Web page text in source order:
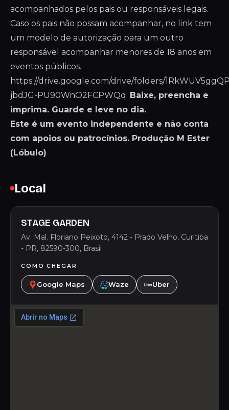
acompanhados pelos pais ou responsáveis legais.
Caso os pais não possam acompanhar, no link tem
um modelo de autorização para um outro
responsável acompanhar menores de 18 anos em
eventos públicos.
https://drive.google.com/drive/folders/
jbdJG-PU90WnO2FCPWQq. Baixe, preencha e
imprima. Guarde e leve no dia.
Este é um evento independente e não conta
com apoios ou patrocínios. Produção M Ester
(Lóbulo)
Local
STAGE GARDEN
Av. Mal. Floriano Peixoto, 4142 - Prado Velho, Curitiba
- PR, 82590-300, Brasil
COMO CHEGAR
Google Maps Waze Uber